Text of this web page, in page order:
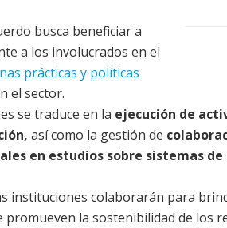
busca beneficiar a
a los involucrados en el
prácticas y políticas
el sector.
se traduce en la ejecución de
así como la gestión de
en estudios sobre sistemas
instituciones colaborarán para
la sostenibilidad de los